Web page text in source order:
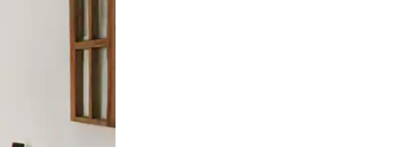
することができます。